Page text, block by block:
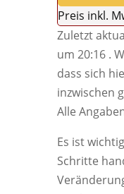
Preis inkl.
Zuletzt
um 20:16 .
dass sich
inzwischen
Alle
Es ist
Schritte